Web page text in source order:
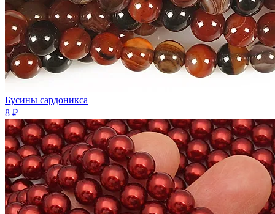
Бусины сардоникса
8 ₽